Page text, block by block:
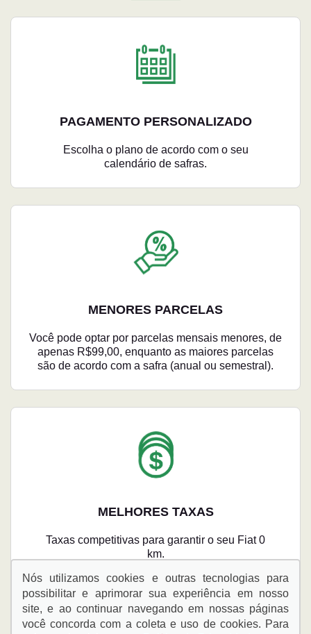
PAGAMENTO PERSONALIZADO
Escolha o plano de acordo com o seu
calendário de safras.
MENORES PARCELAS
Você pode optar por parcelas mensais menores, de
apenas R$99,00, enquanto as maiores parcelas
são de acordo com a safra (anual ou semestral).
MELHORES TAXAS
Taxas competitivas para garantir o seu Fiat 0
km.
Nós utilizamos cookies e outras tecnologias para
possibilitar e aprimorar sua experiência em nosso
site, e ao continuar navegando em nossas páginas
você concorda com a coleta e uso de cookies. Para